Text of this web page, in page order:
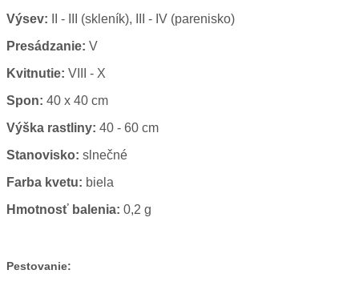
Výsev: II - III (skleník), III - IV (parenisko)
Presádzanie: V
Kvitnutie: VIII - X
Spon: 40 x 40 cm
Výška rastliny: 40 - 60 cm
Stanovisko: slnečné
Farba kvetu: biela
Hmotnosť balenia: 0,2 g
Pestovanie: